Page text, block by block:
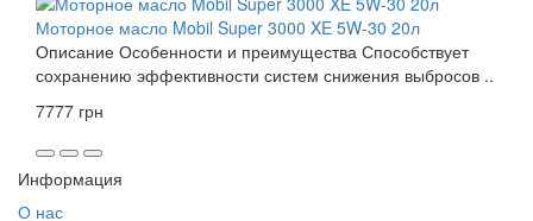
Моторное масло Mobil Super 3000 XE 5W-30 20л
Описание Особенности и преимущества Способствует
сохранению эффективности систем снижения выбросов ..
7777 грн
Информация
О нас